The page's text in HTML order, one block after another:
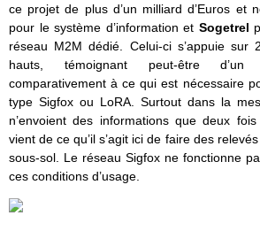
ce projet de plus d’un milliard d’Euros et
pour le système d’information et Sogetrel
réseau M2M dédié. Celui-ci s’appuie sur
hauts, témoignant peut-être d’un
comparativement à ce qui est nécessaire
type Sigfox ou LoRA. Surtout dans la
n’envoient des informations que deux
vient de ce qu’il s’agit ici de faire des
sous-sol. Le réseau Sigfox ne fonctionne
ces conditions d’usage.